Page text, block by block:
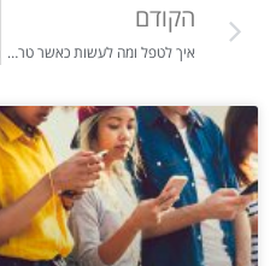
הקודם
איך לטפל ומה לעשות כאשר טראומה לא מטופלת הופכת להתמכרות הרסנית